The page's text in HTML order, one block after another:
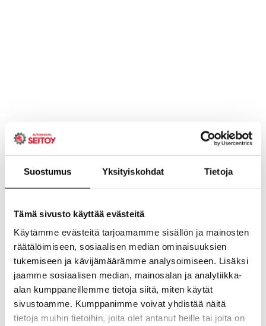
Suostumus Yksityiskohdat Tietoja
Tämä sivusto käyttää evästeitä
Käytämme evästeitä tarjoamamme sisällön ja mainosten
räätälöimiseen, sosiaalisen median ominaisuuksien
tukemiseen ja kävijämäärämme analysoimiseen. Lisäksi
jaamme sosiaalisen median, mainosalan ja analytiikka-
alan kumppaneillemme tietoja siitä, miten käytät
sivustoamme. Kumppanimme voivat yhdistää näitä
tietoja muihin tietoihin, joita olet antanut heille tai joita on